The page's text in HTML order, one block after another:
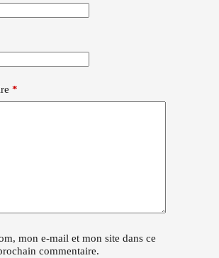
*
mon e-mail et mon site dans ce
commentaire.